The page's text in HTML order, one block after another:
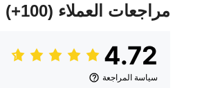
مراجعات العملاء (100+)
4.72
سياسة المراجعة